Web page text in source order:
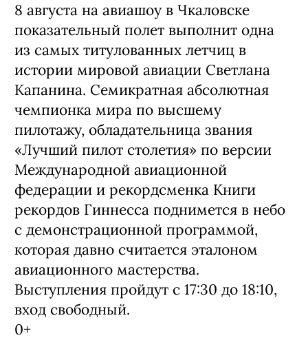
8 августа на авиашоу в Чкаловске
показательный полет выполнит одна
из самых титулованных летчиц в
истории мировой авиации Светлана
Капанина. Семикратная абсолютная
чемпионка мира по высшему
пилотажу, обладательница звания
«Лучший пилот столетия» по версии
Международной авиационной
федерации и рекордсменка Книги
рекордов Гиннесса поднимется в небо
с демонстрационной программой,
которая давно считается эталоном
авиационного мастерства.
Выступления пройдут с 17:30 до 18:10,
вход свободный.
0+